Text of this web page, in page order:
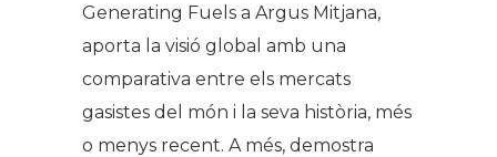
Generating Fuels a Argus Mitjana,
aporta la visió global amb una
comparativa entre els mercats
gasistes del món i la seva història, més
o menys recent. A més, demostra